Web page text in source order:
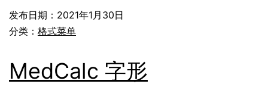
发布日期： 2021年1月30日
分类： 格式菜单
MedCalc 字形